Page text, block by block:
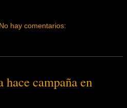
No hay comentarios:
campaña en